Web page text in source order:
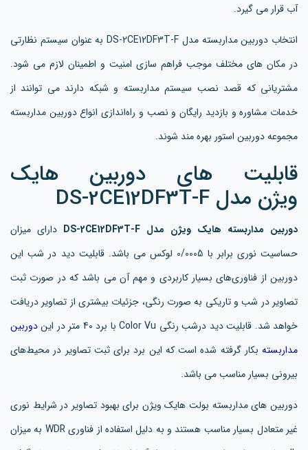
آب قرار می گیرد.
انتخاب دوربین مداربسته مدل DS-2CE12DF3T-F به عنوان سیستم نظارتی
در مکان های مختلف موجب فراهم سازی امنیت و اطمینان لازم می شود.
مشتریانی که قصد نصب سیستم مداربسته و شبکه دارند می توانند از
خدمات مشاوره و بازدید رایگان و نصب و راه‌اندازی انواع دوربین مداربسته
مجموعه دوربین استور بهره مند شوند.
قابلیت های دوربین هایک
ویژن مدل DS-2CE12DF3T-F
دوربین مداربسته هایک ویژن مدل DS-2CE12DF3T-F
دارای میزان
حساسیت نوری برابر با 0/0005 لوکس می باشد. قابلیت دید در شب این
دوربین از فناوری‌های بسیار کاربردی و مهم آن می باشد که در صورت ثبت
تصاویر در شب و تاریکی به صورت رنگی، جزئیات بیشتری از تصاویر دریافت
خواهد شد. قابلیت دید درشب رنگی Color Vu با برد 40 متر در این
دوربین
مداربسته بکار گرفته شده است که این برد برای ثبت تصاویر در محیط‌های
بیرونی بسیار مناسب می باشد.
دوربین های مداربسته بولت هایک ویژن برای بهبود تصاویر در شرایط نوری
غیر متعادل بسیار مناسب هستند و به دلیل استفاده از فناوری WDR به میزان